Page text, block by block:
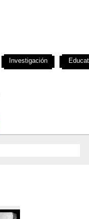
Investigación